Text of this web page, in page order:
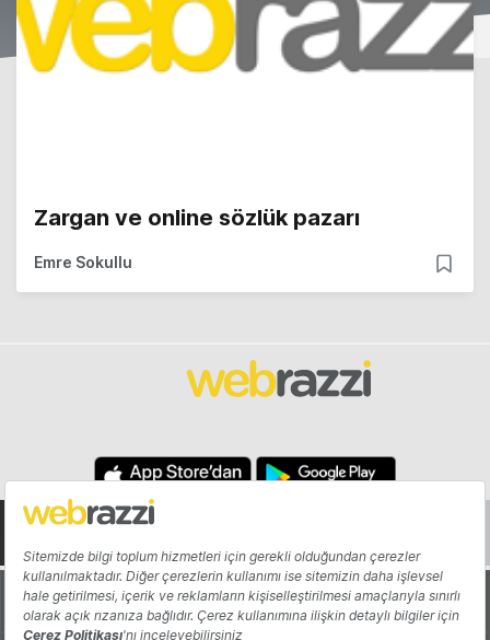
Zargan ve online sözlük pazarı
Emre Sokullu
Hakkında Yazarlar